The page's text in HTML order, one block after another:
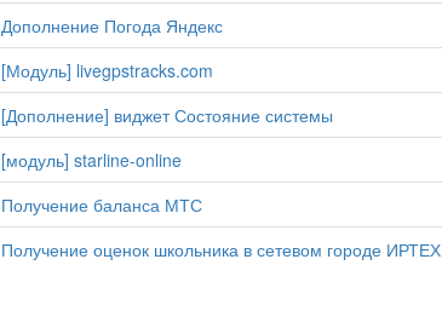
Дополнение Погода Яндекс
[Модуль] livegpstracks.com
[Дополнение] виджет Состояние системы
[модуль] starline-online
Получение баланса МТС
Получение оценок школьника в сетевом городе ИРТЕХ